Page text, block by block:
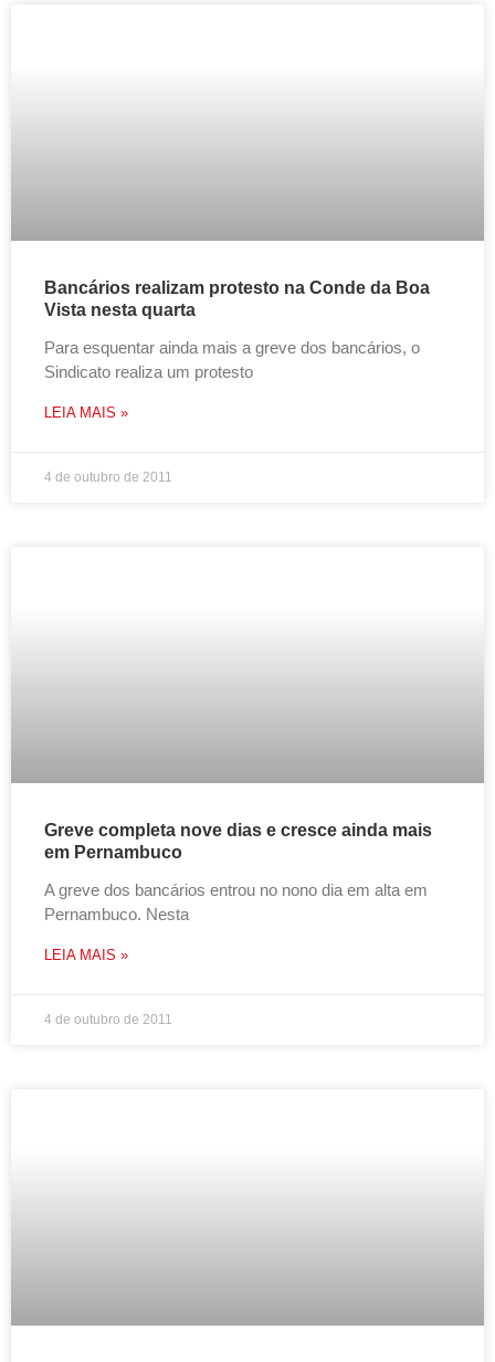
Bancários realizam protesto na Conde da Boa
Vista nesta quarta
Para esquentar ainda mais a greve dos bancários, o
Sindicato realiza um protesto
LEIA MAIS »
4 de outubro de 2011
Greve completa nove dias e cresce ainda mais
em Pernambuco
A greve dos bancários entrou no nono dia em alta em
Pernambuco. Nesta
LEIA MAIS »
4 de outubro de 2011